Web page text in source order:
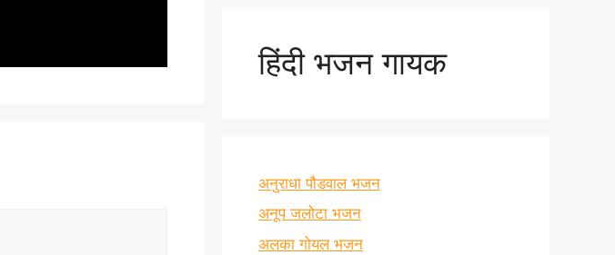
हिंदी भजन गायक
अनुराधा पौडवाल भजन
अनूप जलोटा भजन
अलका गोयल भजन